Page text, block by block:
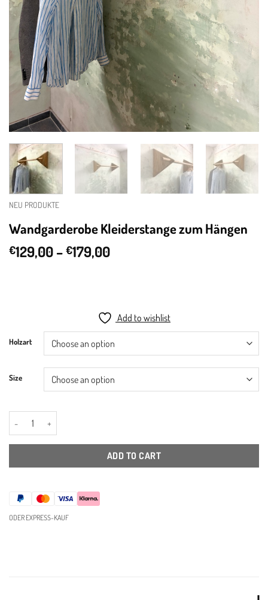
NEU PRODUKTE
Wandgarderobe Kleiderstange zum Hängen
€129,00– €179,00Price
€179,00
Add to wishlist
Holzart
Size
Wandgarderobe Kleiderstange zum Hängen quantity
ADD TO CART
ODER EXPRESS-KAUF